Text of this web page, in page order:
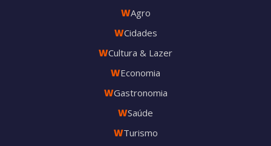
WAgro
WCidades
WCultura & Lazer
WEconomia
WGastronomia
WSaúde
WTurismo